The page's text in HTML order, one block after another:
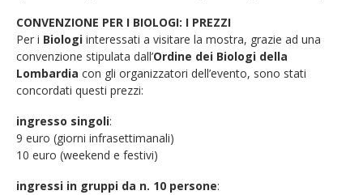
CONVENZIONE PER I BIOLOGI: I PREZZI
Per i Biologi interessati a visitare la mostra, grazie ad una
convenzione stipulata dall’Ordine dei Biologi della
Lombardia con gli organizzatori dell’evento, sono stati
concordati questi prezzi:
ingresso singoli:
9 euro (giorni infrasettimanali)
10 euro (weekend e festivi)
ingressi in gruppi da n. 10 persone: